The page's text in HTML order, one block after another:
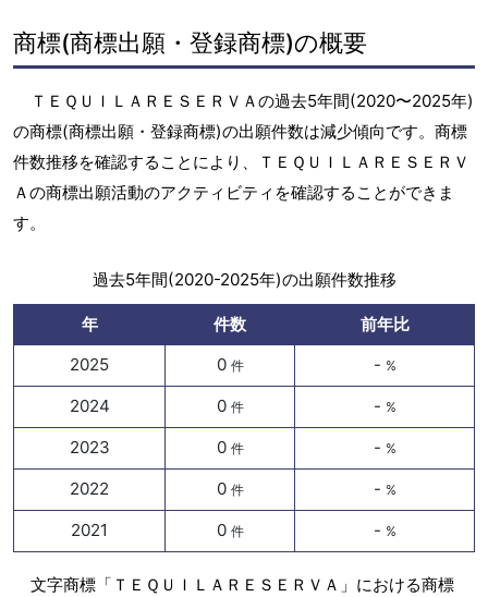
商標(商標出願・登録商標)の概要
ＴＥＱＵＩＬＡＲＥＳＥＲＶＡの過去5年間(2020〜2025年)
の商標(商標出願・登録商標)の出願件数は減少傾向です。商標
件数推移を確認することにより、ＴＥＱＵＩＬＡＲＥＳＥＲＶ
Ａの商標出願活動のアクティビティを確認することができま
す。
過去5年間(2020-2025年)の出願件数推移
年 件数
前年比
2025
0 件 - %
2024 0 件 - %
2023 0 件 - %
2022 0 件 - %
2021 0 件 - %
文字商標「ＴＥＱＵＩＬＡＲＥＳＥＲＶＡ」における商標